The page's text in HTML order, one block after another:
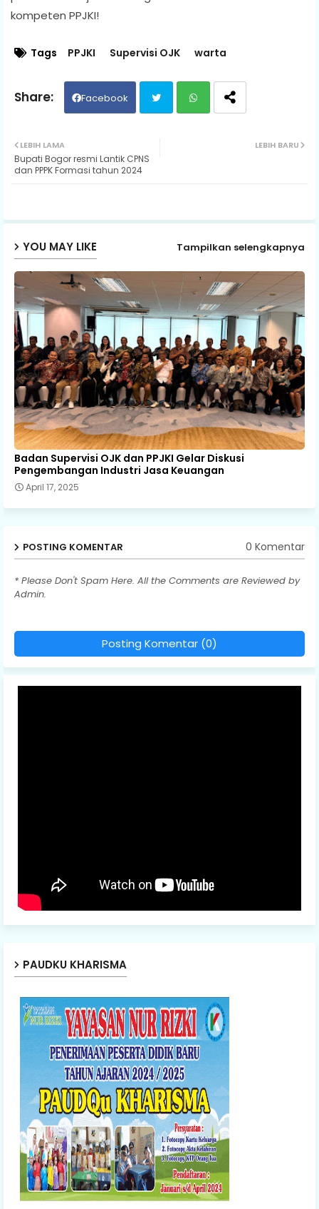
kompeten PPJKI!
Tags PPJKI Supervisi OJK warta
Facebook
p
LEBIH BARU
LEBIH LAMA
Bupati Bogor resmi Lantik CPNS
dan PPPK Formasi tahun 2024
YOU MAY LIKE Tampilkan selengkapnya
Badan Supervisi OJK dan PPJKI Gelar Diskusi
Pengembangan Industri Jasa Keuangan
April 17, 2025
POSTING KOMENTAR 0 Komentar
* Please Don't Spam Here. All the Comments are Reviewed by
Admin.
Posting Komentar (0)
PAUDKU KHARISMA